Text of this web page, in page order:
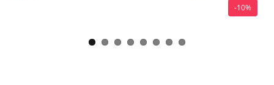
-10%